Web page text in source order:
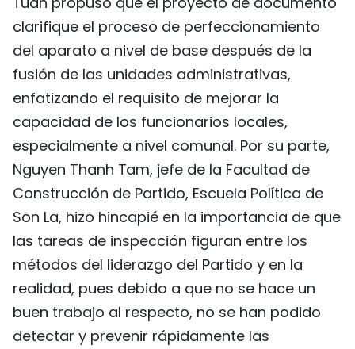
clarifique el proceso de perfeccionamiento
del aparato a nivel de base después de la
fusión de las unidades administrativas,
enfatizando el requisito de mejorar la
capacidad de los funcionarios locales,
especialmente a nivel comunal. Por su parte,
Nguyen Thanh Tam, jefe de la Facultad de
Construcción de Partido, Escuela Política de
Son La, hizo hincapié en la importancia de que
las tareas de inspección figuran entre los
métodos del liderazgo del Partido y en la
realidad, pues debido a que no se hace un
buen trabajo al respecto, no se han podido
detectar y prevenir rápidamente las